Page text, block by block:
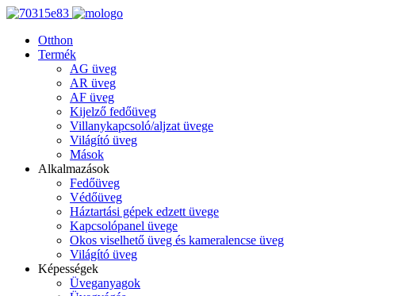
Otthon
Termék
AG üveg
AR üveg
AF üveg
Kijelző fedőüveg
Villanykapcsoló/aljzat üvege
Világító üveg
Mások
Alkalmazások
Fedőüveg
Védőüveg
Háztartási gépek edzett üvege
Kapcsolópanel üvege
Okos viselhető üveg és kameralencse üveg
Világító üveg
Képességek
Üveganyagok